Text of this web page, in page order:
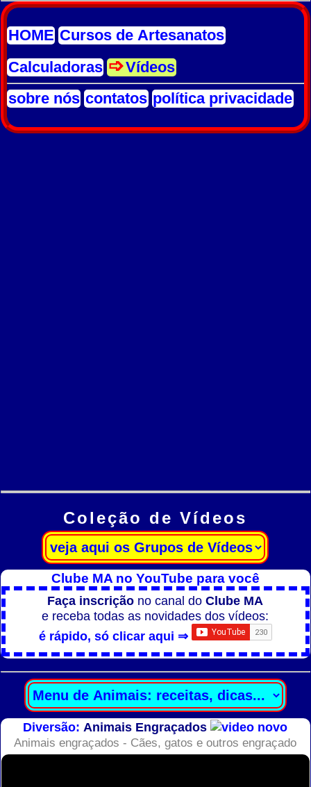
HOME Cursos de Artesanatos
Calculadoras
Vídeos
sobre nós contatos política privacidade
Coleção de Vídeos
Clube MA no YouTube para você
Faça inscrição no canal doClube MA
e receba todas as novidades dos vídeos:
é rápido, só clicar aqui ⇒
Diversão: Animais Engraçados
Animais engraçados - Cães, gatos e outros engraçado